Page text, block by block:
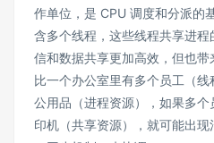
作单位，是 CPU 调度和分派的
含多个线程，这些线程共享进
信和数据共享更加高效，但也
比一个办公室里有多个员工（
公用品（进程资源），如果多
印机（共享资源），就可能出